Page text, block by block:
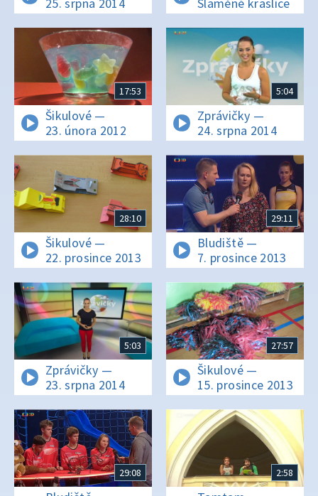
17:53
Šikulové —
23. února 2012
5:04
Zprávičky —
24. srpna 2014
28:10
Šikulové —
22. prosince 2013
29:11
Bludiště —
7. prosince 2013
5:03
Zprávičky —
23. srpna 2014
27:57
Šikulové —
15. prosince 2013
29:08 2:58